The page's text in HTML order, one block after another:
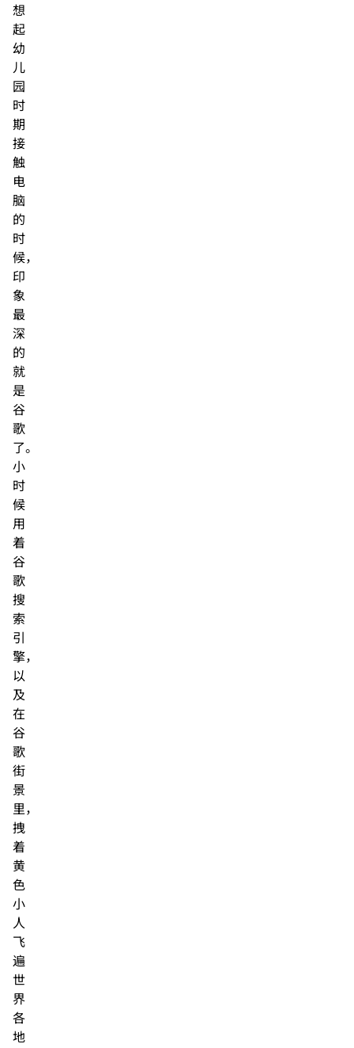
想
起
幼
儿
园
时
期
接
触
电
脑
的
时
候，
印
象
最
深
的
就
是
谷
歌
了。
小
时
候
用
着
谷
歌
搜
索
引
擎，
以
及
在
谷
歌
街
景
里，
拽
着
黄
色
小
人
飞
遍
世
界
各
地